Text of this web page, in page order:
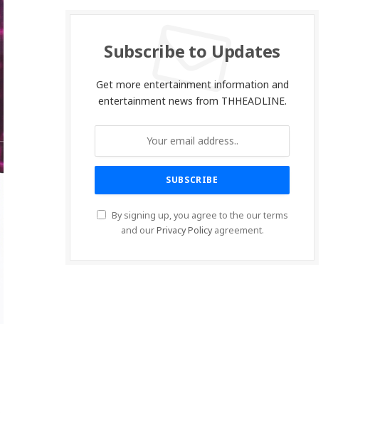
Subscribe to Updates
Get more entertainment information and
entertainment news from THHEADLINE.
By signing up, you agree to the our terms
and ourPrivacy Policyagreement.